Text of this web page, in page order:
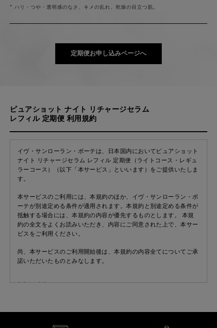
* ハリ・つや・透明感のなさ、キメの乱れ、乾燥の目立つ肌。
定期便お申し込みページへ
ピュアショット ナイト リチャージセラム
レフィル 定期便 利用規約
イヴ・サンローラン・ボーテは、日本国内においてピュアショット
ナイト リチャージセラム レフィル 定期便（ライトコース・レギュ
ラーコース）（以下「本サービス」といいます）をご提供いたしま
す。
本サービスのご利用には、本規約のほか、イヴ・サンローラン・ボ
ーテが別途定める条件が適用されます。本規約と別途定める条件が
抵触する場合には、本規約の内容が優先するものとします。 本規
約の全文をよくお読みいただき、内容にご同意された上で、本サー
ビスをご利用ください。
尚、本サービスのご利用開始後は、本規約の内容全てについてご承
諾いただいたものとみなします。